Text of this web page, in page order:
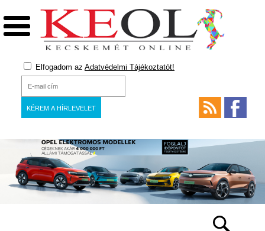
Elfogadom az Adatvédelmi Tájékoztatót!